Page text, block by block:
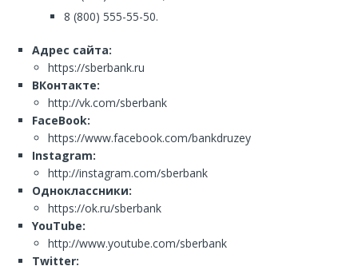
8 (800) 555-55-50.
Адрес сайта:
https://sberbank.ru
ВКонтакте:
http://vk.com/sberbank
FaceBook:
https://www.facebook.com/bankdruzey
Instagram:
http://instagram.com/sberbank
Одноклассники:
https://ok.ru/sberbank
YouTube:
http://www.youtube.com/sberbank
Twitter: